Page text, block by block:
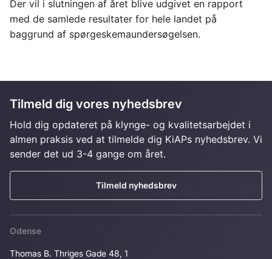
Der vil i slutningen af året blive udgivet en rapport
med de samlede resultater for hele landet på
baggrund af spørgeskemaundersøgelsen.
Tilmeld dig vores nyhedsbrev
Hold dig opdateret på klynge- og kvalitetsarbejdet i
almen praksis ved at tilmelde dig KiAPs nyhedsbrev. Vi
sender det ud 3-4 gange om året.
Tilmeld nyhedsbrev
Odense
Thomas B. Thriges Gade 48, 1